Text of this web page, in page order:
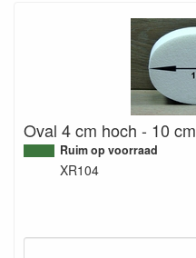
Oval 4 cm hoch - 10 cm
Ruim op voorraad
XR104